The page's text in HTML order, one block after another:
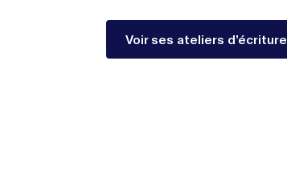
Voir ses ateliers d’écriture